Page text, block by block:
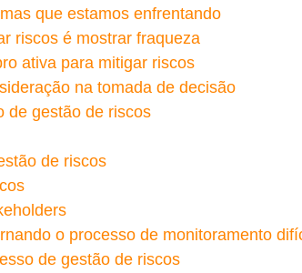
que estamos enfrentando
riscos é mostrar fraqueza
ativa para mitigar riscos
na tomada de decisão
de gestão de riscos
de riscos
o processo de monitoramento
de gestão de riscos